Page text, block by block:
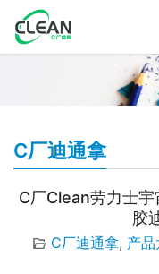
C厂迪通拿
C厂Clean劳力士
胶
C厂迪通拿, 产品